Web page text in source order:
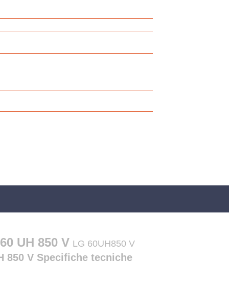
UH 850 V LG 60UH850 V
850 V Specifiche tecniche